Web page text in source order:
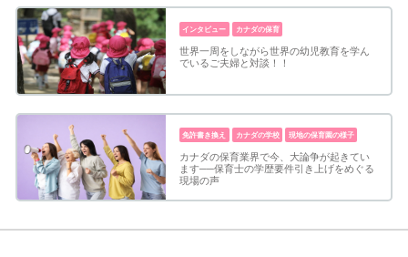
インタビュー カナダの保育
世界一周をしながら世界の幼児教育を学ん
でいるご夫婦と対談！！
免許書き換え カナダの学校 現地の保育園の様子
カナダの保育業界で今、大論争が起きてい
ます──保育士の学歴要件引き上げをめぐる
現場の声